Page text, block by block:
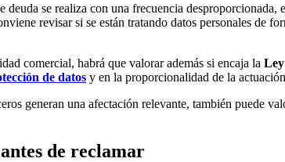
deuda se realiza con una frecuencia
revisar si se están tratando datos personales de
comercial, habrá que valorar además si encaja la
de datos y en la proporcionalidad de la
generan una afectación relevante, también puede
de reclamar